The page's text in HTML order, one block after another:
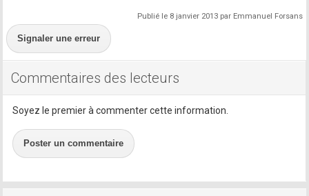
Publié le 8 janvier 2013 par Emmanuel Forsans
Signaler une erreur
Commentaires des lecteurs
Soyez le premier à commenter cette information.
Poster un commentaire